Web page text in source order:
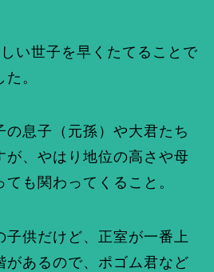
い世子を早くたてることで
。
の息子（元孫）や大君たち
が、やはり地位の高さや母
も関わってくること。
子供だけど、正室が一番上
があるので、ポゴム君など